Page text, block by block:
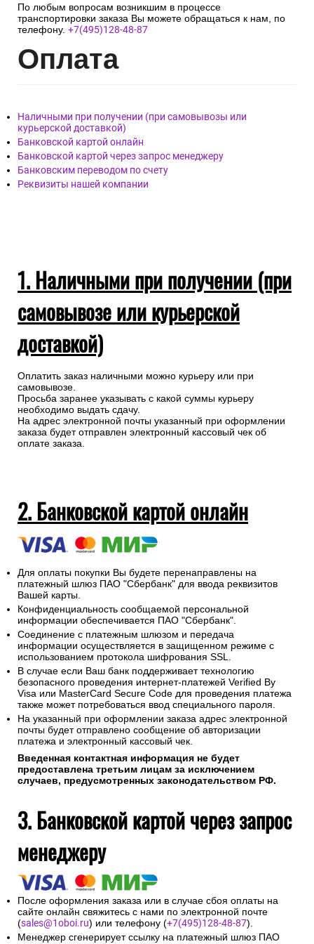
По любым вопросам возникшим в процессе
транспортировки заказа Вы можете обращаться к нам, по
телефону. +7(495)128-48-87
Оплата
Наличными при получении (при самовывозы или
курьерской доставкой)
Банковской картой онлайн
Банковской картой через запрос менеджеру
Банковским переводом по счету
Реквизиты нашей компании
1. Наличными при получении (при
самовывозе или курьерской
доставкой)
Оплатить заказ наличными можно курьеру или при
самовывозе.
Просьба заранее указывать с какой суммы курьеру
необходимо выдать сдачу.
На адрес электронной почты указанный при оформлении
заказа будет отправлен электронный кассовый чек об
оплате заказа.
2. Банковской картой онлайн
Для оплаты покупки Вы будете перенаправлены на
платежный шлюз ПАО "Сбербанк" для ввода реквизитов
Вашей карты.
Конфиденциальность сообщаемой персональной
информации обеспечивается ПАО "Сбербанк".
Соединение с платежным шлюзом и передача
информации осуществляется в защищенном режиме с
использованием протокола шифрования SSL.
В случае если Ваш банк поддерживает технологию
безопасного проведения интернет-платежей Verified By
Visa или MasterCard Secure Code для проведения платежа
также может потребоваться ввод специального пароля.
На указанный при оформлении заказа адрес электронной
почты будет отправлено сообщение об авторизации
платежа и электронный кассовый чек.
Введенная контактная информация не будет
предоставлена третьим лицам за исключением
случаев, предусмотренных законодательством РФ.
3. Банковской картой через запрос
менеджеру
После оформления заказа или в случае сбоя оплаты на
сайте онлайн свяжитесь с нами по электронной почте
(sales@1oboi.ru) или телефону (+7(495)128-48-87).
Менеджер сгенерирует ссылку на платежный шлюз ПАО